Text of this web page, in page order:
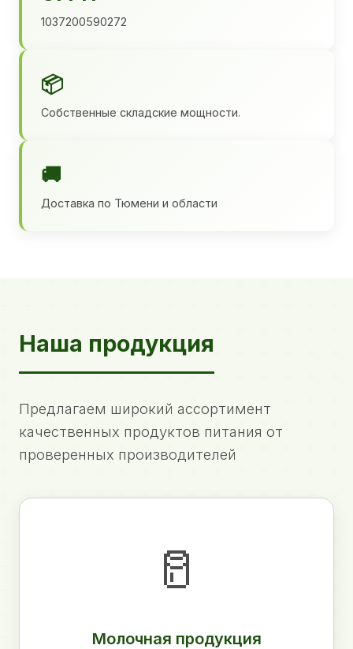
1037200590272
📦
Собственные складские мощности.
🚚
Доставка по Тюмени и области
Наша продукция
Предлагаем широкий ассортимент
качественных продуктов питания от
проверенных производителей
🥛
Молочная продукция